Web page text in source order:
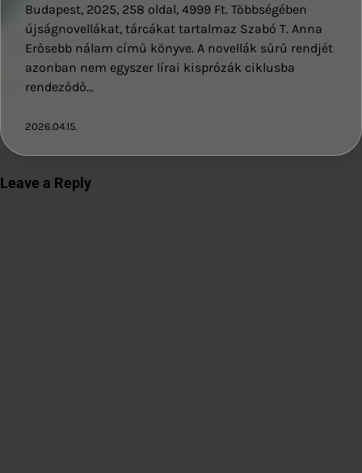
Budapest, 2025, 258 oldal, 4999 Ft. Többségében
újságnovellákat, tárcákat tartalmaz Szabó T. Anna
Erősebb nálam című könyve. A novellák sűrű rendjét
azonban nem egyszer lírai kisprózák ciklusba
rendeződő…
2026.04.15.
Leave a Reply